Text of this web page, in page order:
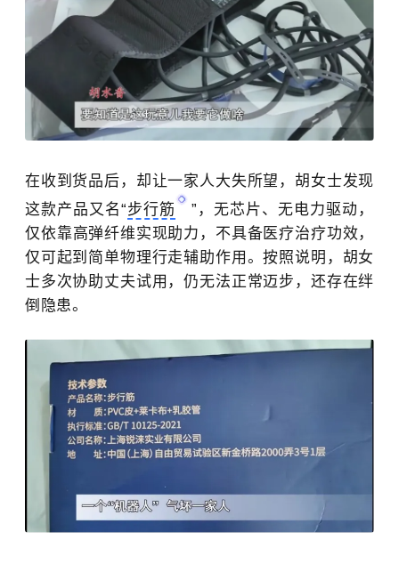
在收到货品后，却让一家人大失所望， 胡女士发现
这款产品又名“步行筋 ” ，无芯片、无电力驱动，
仅依靠高弹纤维实现助力，不具备医疗治疗功效，
仅可起到简单物理行走辅助作用。按照说明， 胡女
士多次协助丈夫试用，仍无法正常迈步，还存在绊
倒隐患。